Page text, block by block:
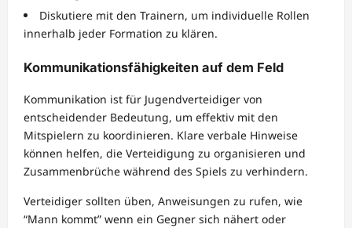
Diskutiere mit den Trainern, um individuelle Rollen
innerhalb jeder Formation zu klären.
Kommunikationsfähigkeiten auf dem Feld
Kommunikation ist für Jugendverteidiger von
entscheidender Bedeutung, um effektiv mit den
Mitspielern zu koordinieren. Klare verbale Hinweise
können helfen, die Verteidigung zu organisieren und
Zusammenbrüche während des Spiels zu verhindern.
Verteidiger sollten üben, Anweisungen zu rufen, wie
“Mann kommt” wenn ein Gegner sich nähert oder